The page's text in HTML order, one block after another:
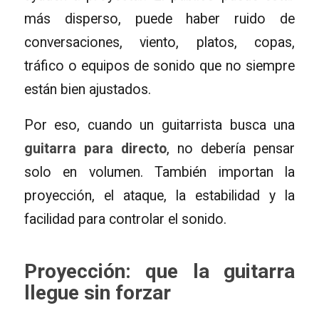
más disperso, puede haber ruido de
conversaciones, viento, platos, copas,
tráfico o equipos de sonido que no siempre
están bien ajustados.
Por eso, cuando un guitarrista busca una
guitarra para directo, no debería pensar
solo en volumen. También importan la
proyección, el ataque, la estabilidad y la
facilidad para controlar el sonido.
Proyección: que la guitarra
llegue sin forzar